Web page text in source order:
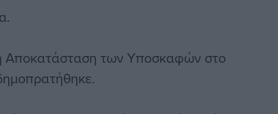
Αποκατάσταση των Υποσκαφών στο